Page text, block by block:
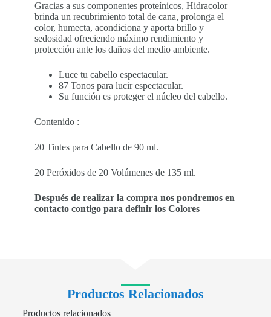
Gracias a sus componentes proteínicos, Hidracolor
brinda un recubrimiento total de cana, prolonga el
color, humecta, acondiciona y aporta brillo y
sedosidad ofreciendo máximo rendimiento y
protección ante los daños del medio ambiente.
Luce tu cabello espectacular.
87 Tonos para lucir espectacular.
Su función es proteger el núcleo del cabello.
Contenido :
20 Tintes para Cabello de 90 ml.
20 Peróxidos de 20 Volúmenes de 135 ml.
Después de realizar la compra nos pondremos en
contacto contigo para definir los Colores
Productos Relacionados
Productos relacionados